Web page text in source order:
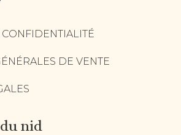
DE VENTE
nid